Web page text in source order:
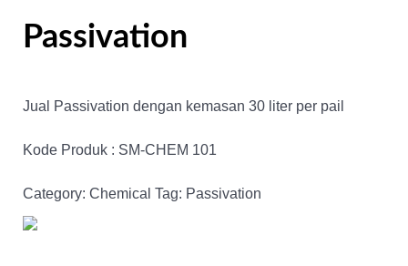
Passivation
Jual Passivation dengan kemasan 30 liter per pail
Kode Produk : SM-CHEM 101
Category: Chemical Tag: Passivation